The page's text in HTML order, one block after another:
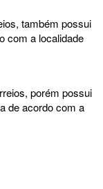
também possui
com a localidade
porém possui
de acordo com a